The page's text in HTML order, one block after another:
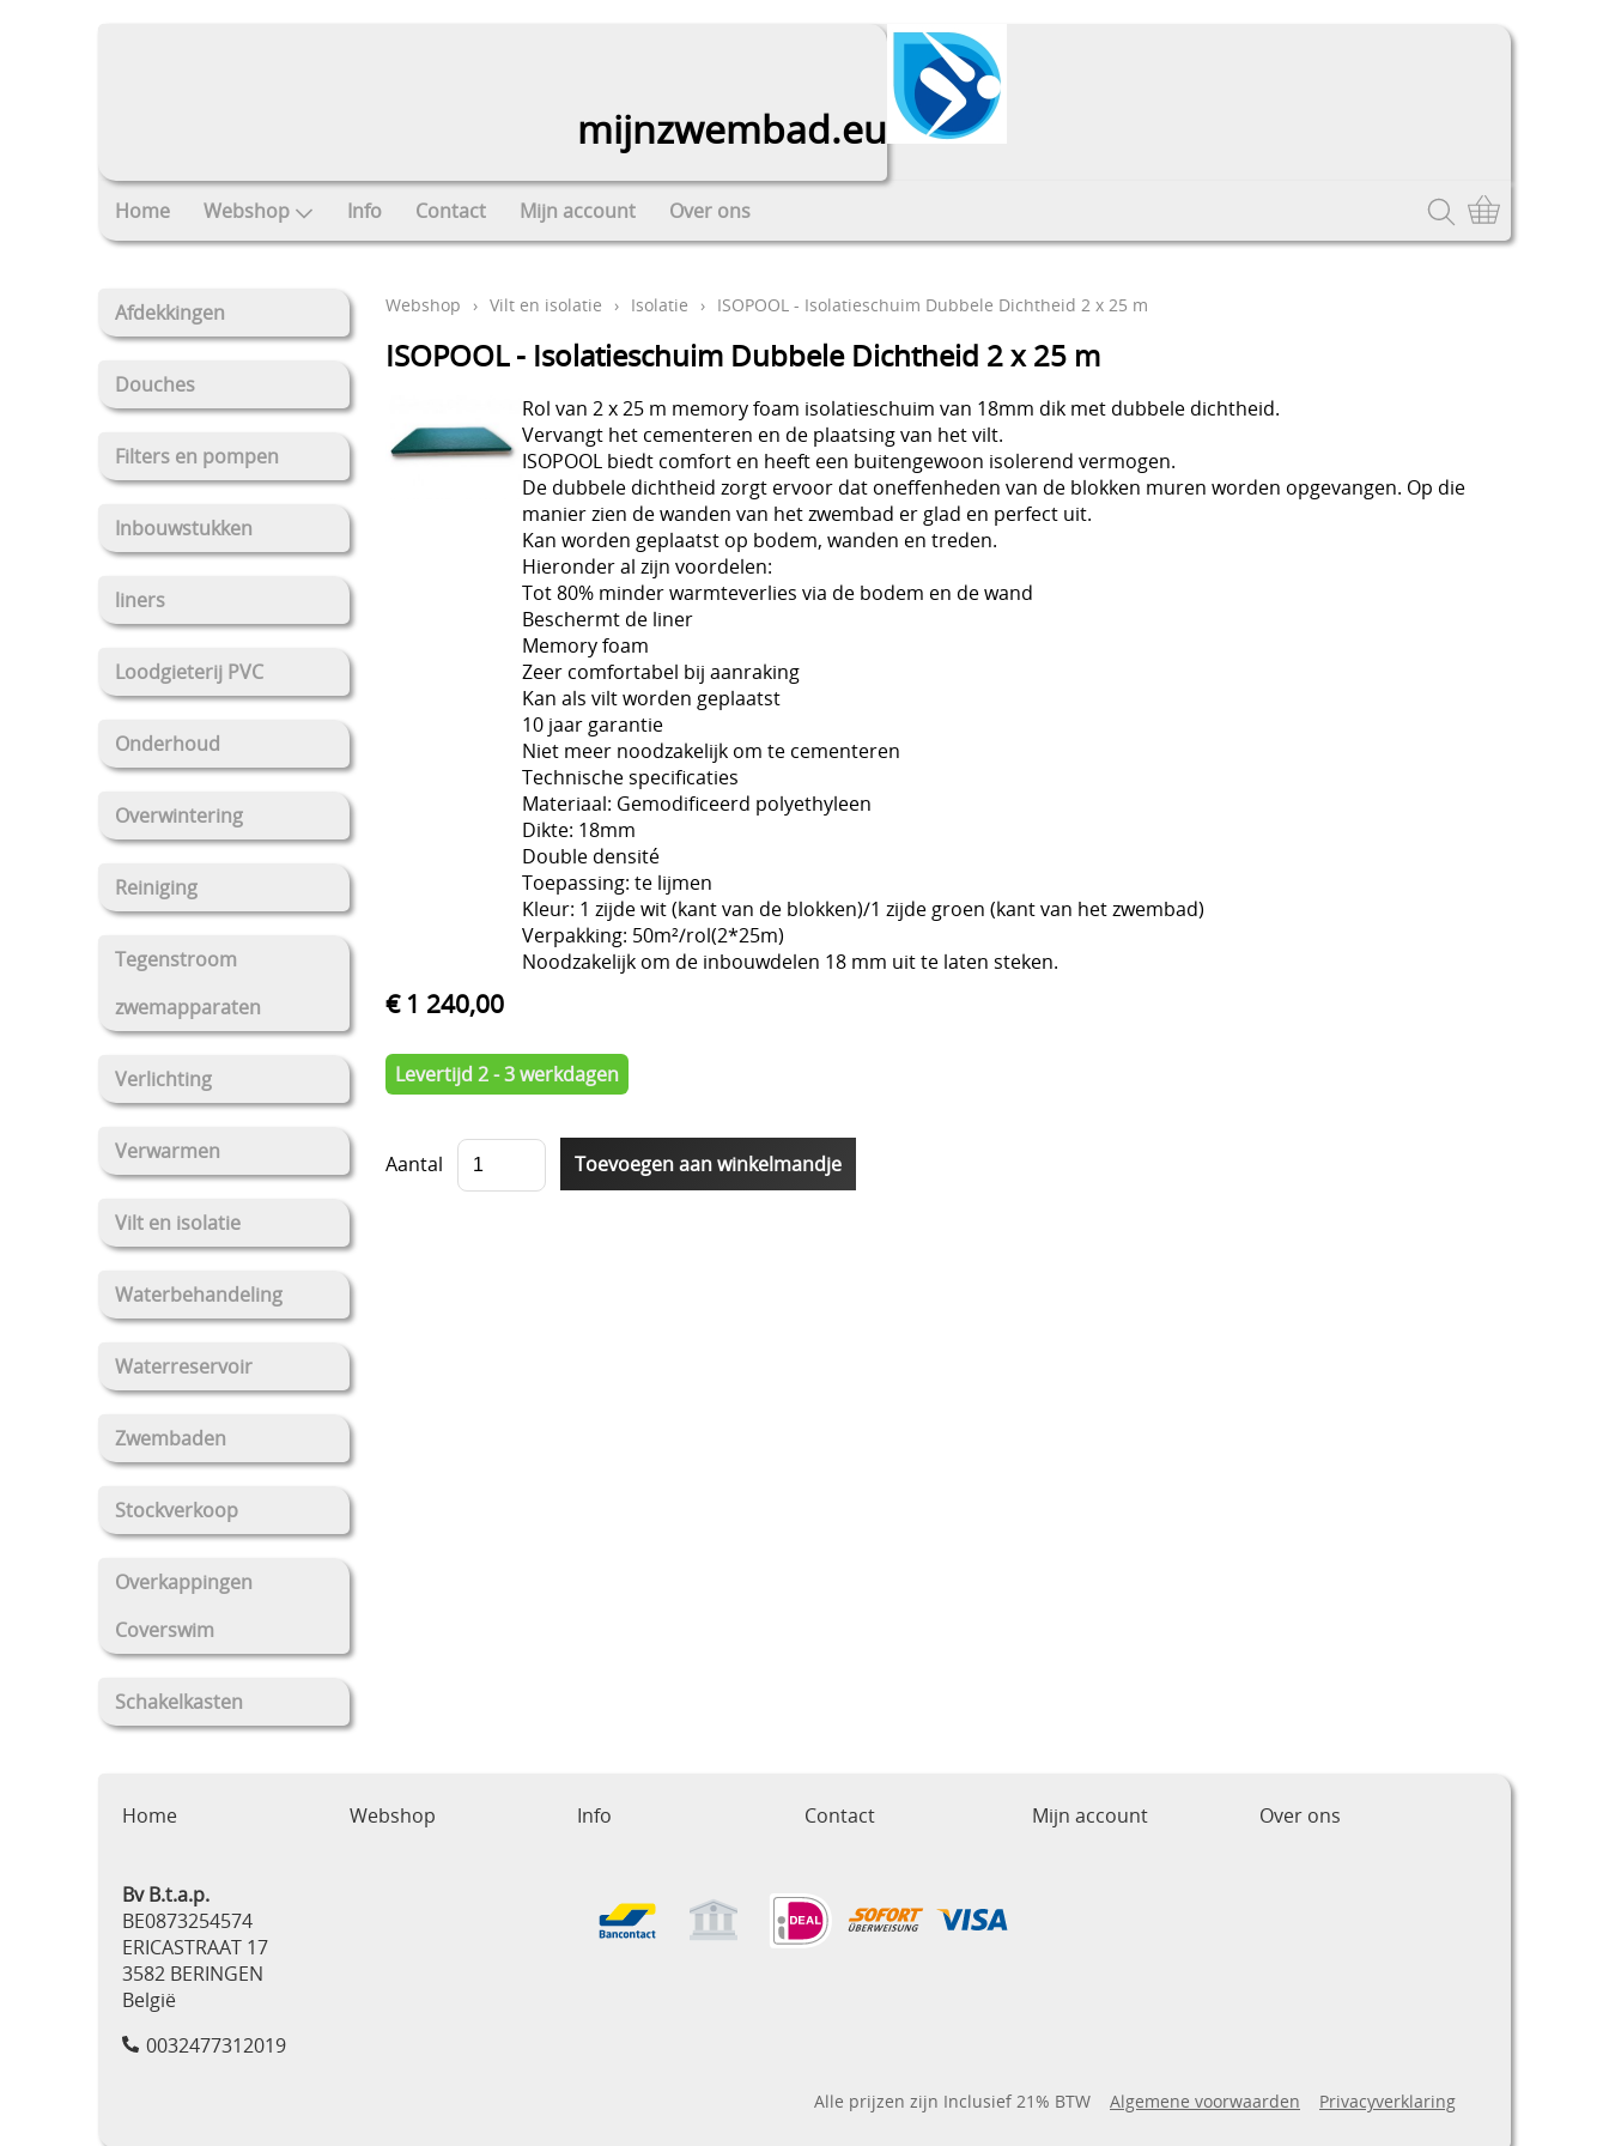
mijnzwembad.eu
Home Webshop Info Contact Mijn account Over ons
Afdekkingen
Douches
Filters en pompen
Inbouwstukken
liners
Loodgieterij PVC
Onderhoud
Overwintering
Reiniging
Tegenstroom
zwemapparaten
Verlichting
Verwarmen
Vilt en isolatie
Waterbehandeling
Waterreservoir
Zwembaden
Stockverkoop
Overkappingen
Coverswim
Schakelkasten
Webshop › Vilt en isolatie › Isolatie › ISOPOOL - Isolatieschuim Dubbele Dichtheid 2 x 25 m
ISOPOOL - Isolatieschuim Dubbele Dichtheid 2 x 25 m
Rol van 2 x 25 m memory foam isolatieschuim van 18mm dik met dubbele dichtheid.
Vervangt het cementeren en de plaatsing van het vilt.
ISOPOOL biedt comfort en heeft een buitengewoon isolerend vermogen.
De dubbele dichtheid zorgt ervoor dat oneffenheden van de blokken muren worden opgevangen. Op die
manier zien de wanden van het zwembad er glad en perfect uit.
Kan worden geplaatst op bodem, wanden en treden.
Hieronder al zijn voordelen:
Tot 80% minder warmteverlies via de bodem en de wand
Beschermt de liner
Memory foam
Zeer comfortabel bij aanraking
Kan als vilt worden geplaatst
10 jaar garantie
Niet meer noodzakelijk om te cementeren
Technische specificaties
Materiaal: Gemodificeerd polyethyleen
Dikte: 18mm
Double densité
Toepassing: te lijmen
Kleur: 1 zijde wit (kant van de blokken)/1 zijde groen (kant van het zwembad)
Verpakking: 50m²/rol(2*25m)
Noodzakelijk om de inbouwdelen 18 mm uit te laten steken.
€ 1 240,00
Levertijd 2 - 3 werkdagen
Aantal
Home Webshop Info Contact Mijn account Over ons
Bv B.t.a.p.
BE0873254574
ERICASTRAAT 17
3582 BERINGEN
België
0032477312019
Alle prijzen zijn Inclusief 21% BTW Algemene voorwaarden Privacyverklaring